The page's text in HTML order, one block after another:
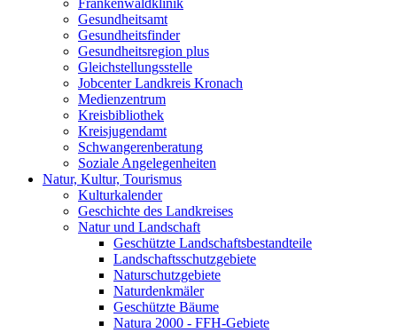
Frankenwaldklinik
Gesundheitsamt
Gesundheitsfinder
Gesundheitsregion plus
Gleichstellungsstelle
Jobcenter Landkreis Kronach
Medienzentrum
Kreisbibliothek
Kreisjugendamt
Schwangerenberatung
Soziale Angelegenheiten
Natur, Kultur, Tourismus
Kulturkalender
Geschichte des Landkreises
Natur und Landschaft
Geschützte Landschaftsbestandteile
Landschaftsschutzgebiete
Naturschutzgebiete
Naturdenkmäler
Geschützte Bäume
Natura 2000 - FFH-Gebiete